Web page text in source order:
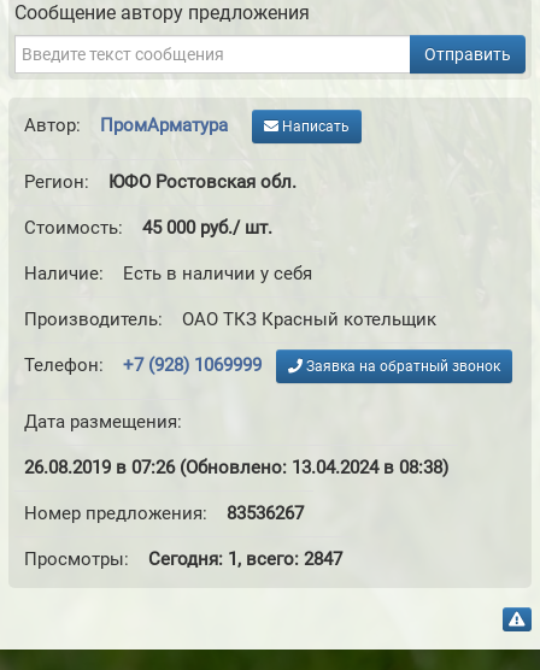
Сообщение автору предложения
Отправить
Автор: ПромАрматура Написать
Регион: ЮФО Ростовская обл.
Стоимость: 45 000 руб./ шт.
Наличие: Есть в наличии у себя
Производитель: ОАО ТКЗ Красный котельщик
Телефон: +7 (928) 1069999 Заявка на обратный звонок
Дата размещения:
26.08.2019 в 07:26 (Обновлено: 13.04.2024 в 08:38)
Номер предложения: 83536267
Просмотры: Сегодня: 1, всего: 2847